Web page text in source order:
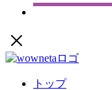
トップ